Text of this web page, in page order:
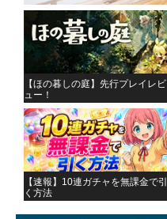
【ほの暮しの庭】先行プレイレビ
ュー！
【速報】10連ガチャを無課金で引
く方法